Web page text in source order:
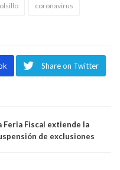
coronavirus
Share on Twitter
Feria Fiscal extiende la
de exclusiones